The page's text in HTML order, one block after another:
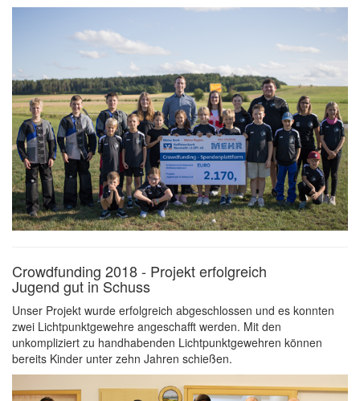
Crowdfunding 2018 - Projekt erfolgreich
Jugend gut in Schuss
Unser Projekt wurde erfolgreich abgeschlossen und es konnten
zwei Lichtpunktgewehre angeschafft werden. Mit den
unkompliziert zu handhabenden Lichtpunktgewehren können
bereits Kinder unter zehn Jahren schießen.